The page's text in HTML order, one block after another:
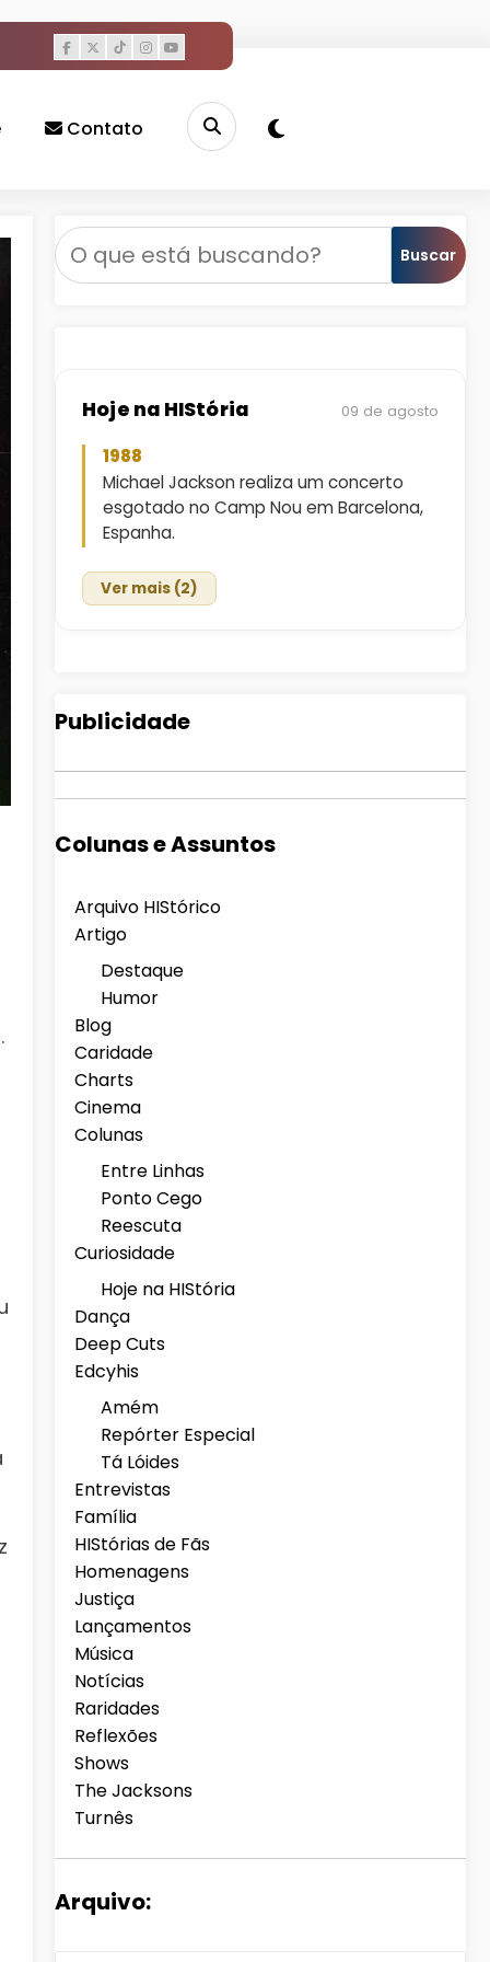
Contato
show em SP (Folha de S. Paulo,
Pesquisar Buscar
Hoje na HIStória 09 de agosto
1988
Michael Jackson realiza um concerto
esgotado no Camp Nou em Barcelona,
Espanha.
Ver mais (2)
Publicidade
Colunas e Assuntos
Arquivo HIStórico
Artigo
Destaque
Humor
Blog
Caridade
Charts
Cinema
Colunas
Entre Linhas
Ponto Cego
Reescuta
Curiosidade
Hoje na HIStória
Dança
Deep Cuts
Edcyhis
Amém
Repórter Especial
Tá Lóides
Entrevistas
Família
HIStórias de Fãs
Homenagens
Justiça
Lançamentos
Música
Notícias
Raridades
Reflexões
Shows
The Jacksons
Turnês
Arquivo: